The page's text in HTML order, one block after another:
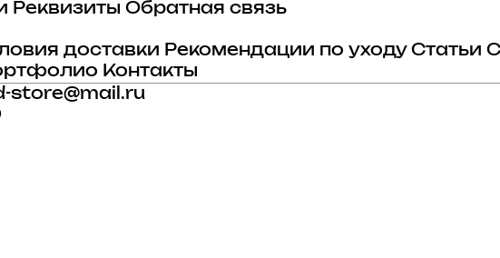
Реквизиты Обратная связь
доставки Рекомендации по уходу Статьи
Контакты
store@mail.ru